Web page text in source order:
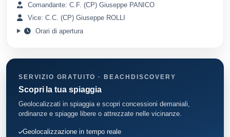
Comandante: C.F. (CP) Giuseppe PANICO
Vice: C.C. (CP) Giuseppe ROLLI
Orari di apertura
SERVIZIO GRATUITO · BEACHDISCOVERY
Scopri la tua spiaggia
Geolocalizzati in spiaggia e scopri concessioni demaniali,
ordinanze e spiagge libere o attrezzate nelle vicinanze.
Geolocalizzazione in tempo reale